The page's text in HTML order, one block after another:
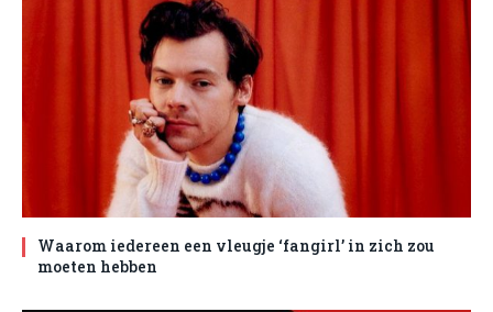
Waarom iedereen een vleugje ‘fangirl’ in zich zou
moeten hebben